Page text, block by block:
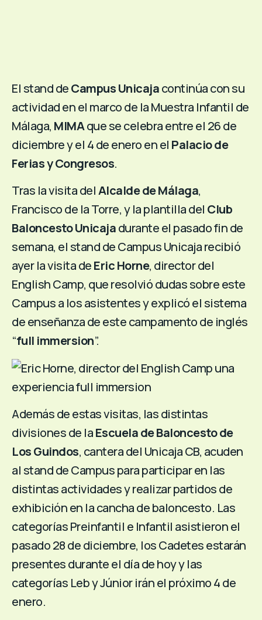
El stand deCampus Unicajacontinúa con su
actividad en el marco de la Muestra Infantil de
Málaga, MIMAque se celebra entre el 26 de
diciembre y el 4 de enero en el Palacio de
Ferias y Congresos.
Tras la visita delAlcalde de Málaga,
Francisco de la Torre, y la plantilla del Club
Baloncesto Unicajadurante el pasado fin de
semana, el stand de Campus Unicaja recibió
ayer la visita deEric Horne, director del
English Camp, que resolvió dudas sobre este
Campus a los asistentes y explicó el sistema
de enseñanza de este campamento de inglés
“full immersion”.
Además de estas visitas, las distintas
divisiones de laEscuela de Baloncesto de
Los Guindos, cantera del Unicaja CB, acuden
al stand de Campus para participar en las
distintas actividades y realizar partidos de
exhibición en la cancha de baloncesto. Las
categorías Preinfantil e Infantil asistieron el
pasado 28 de diciembre, los Cadetes estarán
presentes durante el día de hoy y las
categorías Leb y Júnior irán el próximo 4 de
enero.